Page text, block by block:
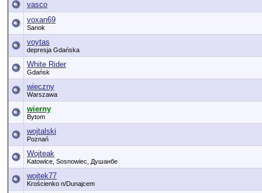
vasco
voxan69
Sanok
voytas
depresja Gdańska
White Rider
Gdańsk
wieczny
Warszawa
wierny
Bytom
wojtalski
Poznań
Wojteak
Katowice, Sosnowiec, Душанбе
wojtek77
Krościenko n/Dunajcem